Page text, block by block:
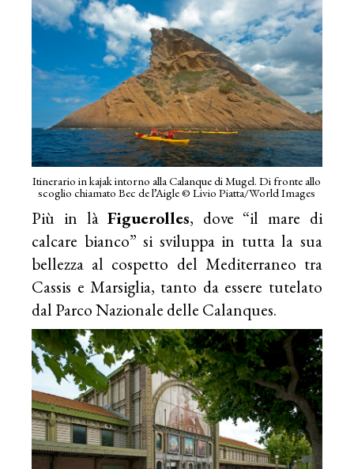
Itinerario in kajak intorno alla Calanque di Mugel. Di fronte allo
scoglio chiamato Bec de l’Aigle © Livio Piatta/World Images
Più in làFiguerolles, dove “il mare di
calcare bianco” si sviluppa in tutta la sua
bellezza al cospetto del Mediterraneo tra
Cassis e Marsiglia, tanto da essere tutelato
dal Parco Nazionale delle Calanques.